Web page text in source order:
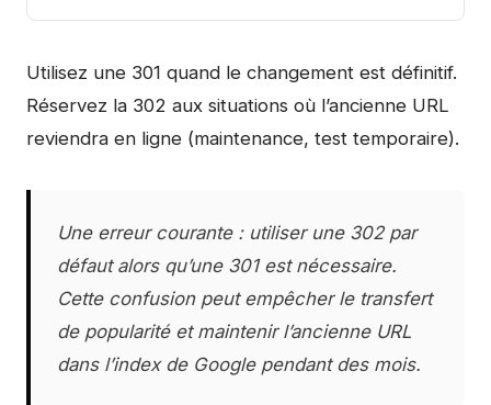
Utilisez une 301 quand le changement est définitif.
Réservez la 302 aux situations où l’ancienne URL
reviendra en ligne (maintenance, test temporaire).
Une erreur courante : utiliser une 302 par
défaut alors qu’une 301 est nécessaire.
Cette confusion peut empêcher le transfert
de popularité et maintenir l’ancienne URL
dans l’index de Google pendant des mois.